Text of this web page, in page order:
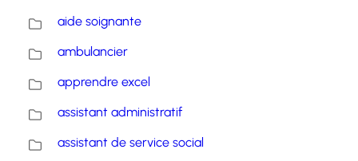
aide soignante
ambulancier
apprendre excel
assistant administratif
assistant de service social